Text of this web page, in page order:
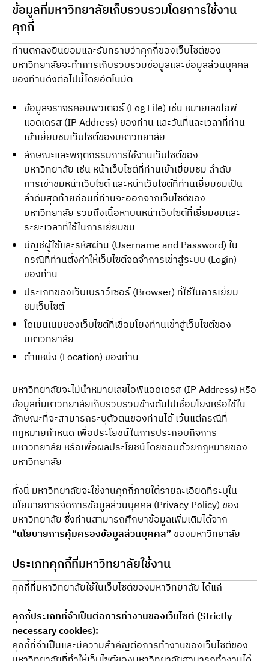
ข้อมูลที่มหาวิทยาลัยเก็บรวบรวมโดยการใช้งาน
คุกกี้
ท่านตกลงยินยอมและรับทราบว่าคุกกี้ของเว็บไซต์ของ
มหาวิทยาลัยจะทำการเก็บรวบรวมข้อมูลและข้อมูลส่วนบุคคล
ของท่านดังต่อไปนี้โดยอัตโนมัติ
ข้อมูลจราจรคอมพิวเตอร์ (Log File) เช่น หมายเลขไอพี
แอดเดรส (IP Address) ของท่าน และวันที่และเวลาที่ท่าน
เข้าเยี่ยมชมเว็บไซต์ของมหาวิทยาลัย
ลักษณะและพฤติกรรมการใช้งานเว็บไซต์ของ
มหาวิทยาลัย เช่น หน้าเว็บไซต์ที่ท่านเข้าเยี่ยมชม ลำดับ
การเข้าชมหน้าเว็บไซต์ และหน้าเว็บไซต์ที่ท่านเยี่ยมชมเป็น
ลำดับสุดท้ายก่อนที่ท่านจะออกจากเว็บไซต์ของ
มหาวิทยาลัย รวมถึงเนื้อหาบนหน้าเว็บไซต์ที่เยี่ยมชมและ
ระยะเวลาที่ใช้ในการเยี่ยมชม
บัญชีผู้ใช้และรหัสผ่าน (Username and Password) ใน
กรณีที่ท่านตั้งค่าให้เว็บไซต์จดจำการเข้าสู่ระบบ (Login)
ของท่าน
ประเภทของเว็บเบราว์เซอร์ (Browser) ที่ใช้ในการเยี่ยม
ชมเว็บไซต์
โดเมนเนมของเว็บไซต์ที่เชื่อมโยงท่านเข้าสู่เว็บไซต์ของ
มหาวิทยาลัย
ตำแหน่ง (Location) ของท่าน
มหาวิทยาลัยจะไม่นำหมายเลขไอพีแอดเดรส (IP Address) หรือ
ข้อมูลที่มหาวิทยาลัยเก็บรวบรวมข้างต้นไปเชื่อมโยงหรือใช้ใน
ลักษณะที่จะสามารถระบุตัวตนของท่านได้ เว้นแต่กรณีที่
กฎหมายกำหนด เพื่อประโยชน์ในการประกอบกิจการ
มหาวิทยาลัย หรือเพื่อผลประโยชน์โดยชอบด้วยกฎหมายของ
มหาวิทยาลัย
ทั้งนี้ มหาวิทยาลัยจะใช้งานคุกกี้ภายใต้รายละเอียดที่ระบุใน
นโยบายการจัดการข้อมูลส่วนบุคคล (Privacy Policy) ของ
“นโยบายการคุ้มครองข้อมูลส่วนบุคคล” ของมหาวิทยาลัย
ประเภทคุกกี้ที่มหาวิทยาลัยใช้งาน
คุกกี้ที่มหาวิทยาลัยใช้ในเว็บไซต์ของมหาวิทยาลัย ได้แก่
คุกกี้ประเภทที่จำเป็นต่อการทำงานของเว็บไซต์ (Strictly
necessary cookies):
คุกกี้ที่จำเป็นและมีความสำคัญต่อการทำงานของเว็บไซต์ของ